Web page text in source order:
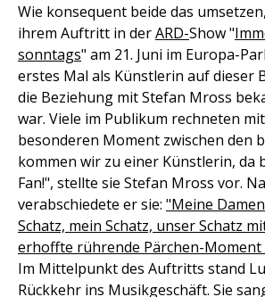
Wie konsequent beide das
ihrem Auftritt in derARD-Show "
sonntags" am 21. Juni im Europa-
erstes Mal als Künstlerin auf dieser
die Beziehung mit Stefan Mross
war. Viele im Publikum rechneten
besonderen Moment zwischen den
kommen wir zu einer Künstlerin, da
Fan!", stellte sie Stefan Mross vor.
verabschiedete er sie: "Meine
Schatz, mein Schatz, unser Schatz
erhoffte rührende Pärchen-Moment
Im Mittelpunkt des Auftritts stand
Rückkehr ins Musikgeschäft. Sie